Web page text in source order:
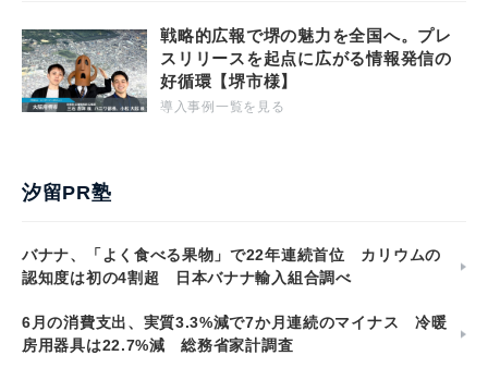
戦略的広報で堺の魅力を全国へ。プレ
スリリースを起点に広がる情報発信の
好循環【堺市様】
導入事例一覧を見る
汐留PR塾
バナナ、「よく食べる果物」で22年連続首位 カリウムの
認知度は初の4割超 日本バナナ輸入組合調べ
6月の消費支出、実質3.3%減で7か月連続のマイナス 冷暖
房用器具は22.7%減 総務省家計調査